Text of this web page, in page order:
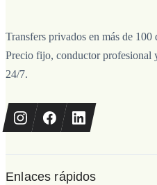
Transfers privados en más de 100
Precio fijo, conductor profesional
24/7.
Enlaces rápidos